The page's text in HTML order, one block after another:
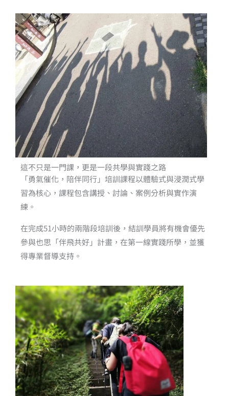
這不只是一門課，更是一段共學與實踐之路
「勇氣催化，陪伴同行」培訓課程以體驗式與浸潤式學
習為核心，課程包含講授、討論、案例分析與實作演
練。
在完成51小時的兩階段培訓後，結訓學員將有機會優先
參與也思「伴飛共好」計畫，在第一線實踐所學，並獲
得專業督導支持。